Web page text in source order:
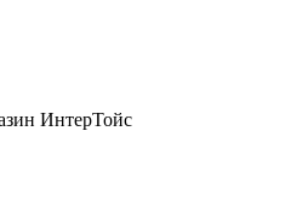
ИнтерТойс